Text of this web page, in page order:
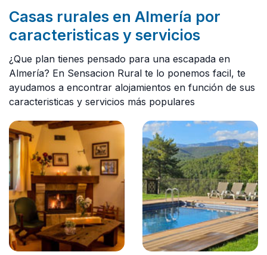
Casas rurales en Almería por
caracteristicas y servicios
¿Que plan tienes pensado para una escapada en
Almería? En Sensacion Rural te lo ponemos facil, te
ayudamos a encontrar alojamientos en función de sus
caracteristicas y servicios más populares